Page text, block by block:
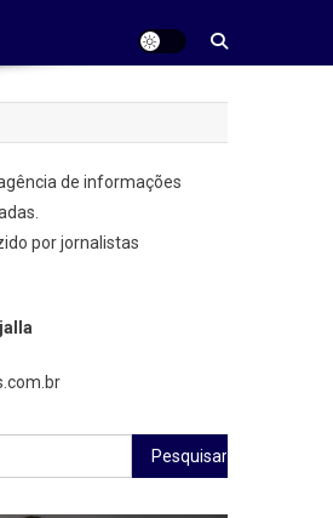
de informações
por jornalistas
Pesquisar
por: